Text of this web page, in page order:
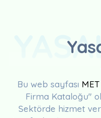
Bu web sayfası
Firma Kataloğu"
Sektörde hizmet